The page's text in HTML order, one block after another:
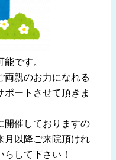
です。
両親のお力になれる
ポートさせて頂きま
開催しておりますの
月以降ご来院頂けれ
して下さい！